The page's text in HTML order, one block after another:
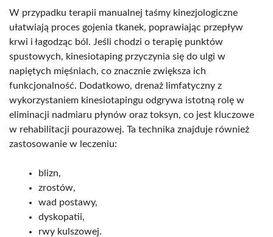
W przypadku terapii manualnej taśmy kinezjologiczne
ułatwiają proces gojenia tkanek, poprawiając przepływ
krwi i łagodząc ból. Jeśli chodzi o terapię punktów
spustowych, kinesiotaping przyczynia się do ulgi w
napiętych mięśniach, co znacznie zwiększa ich
funkcjonalność. Dodatkowo, drenaż limfatyczny z
wykorzystaniem kinesiotapingu odgrywa istotną rolę w
eliminacji nadmiaru płynów oraz toksyn, co jest kluczowe
w rehabilitacji pourazowej. Ta technika znajduje również
zastosowanie w leczeniu:
blizn,
zrostów,
wad postawy,
dyskopatii,
rwy kulszowej.